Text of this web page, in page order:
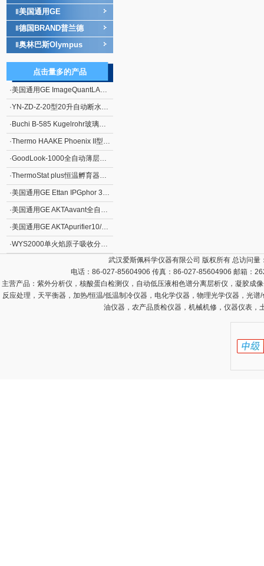
美国通用GE
德国BRAND普兰德
奥林巴斯Olympus
点击量多的产品
·美国通用GE ImageQuantLAS4000化学发光成像分析仪
·YN-ZD-Z-20型20升自动断水不锈钢电热蒸馏水器
· Buchi B-585 Kugelrohr玻璃蒸馏仪
·Thermo HAAKE Phoenix II型P1-C25P制冷水浴
·GoodLook-1000全自动薄层色谱成像系统
·ThermoStat plus恒温孵育器（艾本德）
·美国通用GE Ettan IPGphor 3双向电泳系统*向等电聚焦系统
·美国通用GE AKTAavant全自动蛋白质分离纯化系统
·美国通用GE AKTApurifier10/100蛋白质快速纯化系统
·WYS2000单火焰原子吸收分光光度计
武汉爱斯佩科学仪器有限公司 版权所有 总访问量
电话：86-027-85604906 传真：86-027-85604906 邮箱：
主营产品： 紫外分析仪，核酸蛋白检测仪，自动低压液相色谱分离层析仪，凝胶成
反应处理，天平衡器，加热/恒温/低温制冷仪器，电化学仪器，物理光学仪器，光
油仪器，农产品质检仪器，机械机修，仪器仪表，